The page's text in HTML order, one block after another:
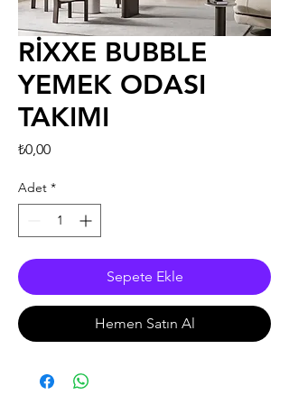
RİXXE BUBBLE
YEMEK ODASI
TAKIMI
₺0,00Fiyat
Adet *
Sepete Ekle
Hemen Satın Al